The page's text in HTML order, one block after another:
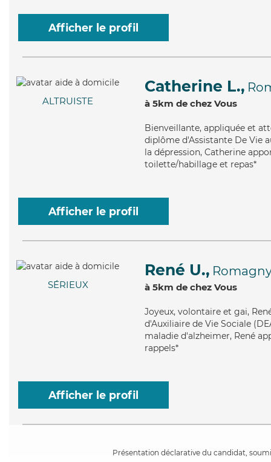
Afficher le profil
ALTRUISTE
Catherine L.,
à 5km de chez Vous
Bienveillante, appliquée et
diplôme d'Assistante De Vie
la dépression, Catherine
toilette/habillage et repas*
Afficher le profil
SÉRIEUX
René U.,
à 5km de chez Vous
Joyeux, volontaire et gai,
d'Auxiliaire de Vie Sociale
maladie d'alzheimer, René
rappels*
Afficher le profil
Présentation déclarative du candidat,